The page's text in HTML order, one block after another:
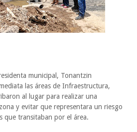
municipal, Tonantzin
las áreas de Infraestructura,
al lugar para realizar una
y evitar que representara un riesgo
que transitaban por el área.